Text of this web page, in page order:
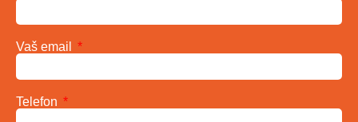
Vaš email
Telefon